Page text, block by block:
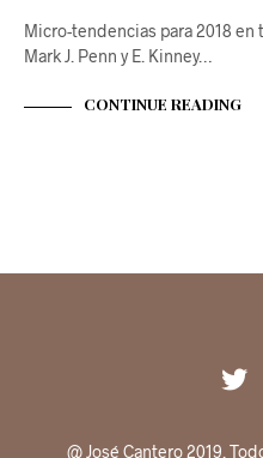
Micro-tendencias para 2018
Mark J. Penn y E. Kinney…
CONTINUE READING
@ José Cantero 2019.